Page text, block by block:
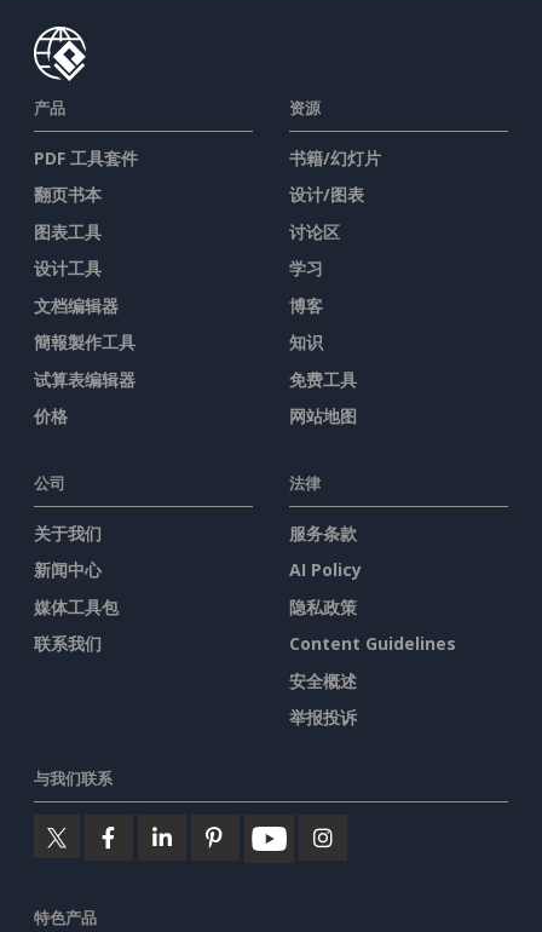
产品
PDF 工具套件
翻页书本
图表工具
设计工具
文档编辑器
簡報製作工具
试算表编辑器
价格
资源
书籍/幻灯片
设计/图表
讨论区
学习
博客
知识
免费工具
网站地图
公司
关于我们
新闻中心
媒体工具包
联系我们
法律
服务条款
AI Policy
隐私政策
Content Guidelines
安全概述
举报投诉
与我们联系
特色产品